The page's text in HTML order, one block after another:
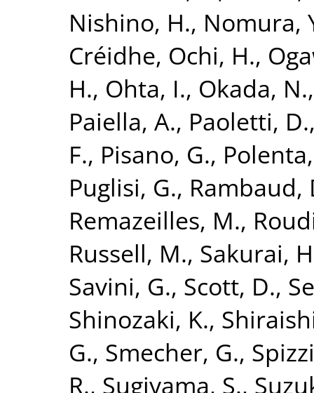
Nishino, H., Nomura,
Créidhe, Ochi, H.,
H., Ohta, I., Okada, N.
Paiella, A., Paoletti, D.
F., Pisano, G.,
Puglisi, G., Rambaud,
Remazeilles, M.,
Russell, M., Sakurai,
Savini, G., Scott, D.,
Shinozaki, K.,
G., Smecher, G.,
R., Sugiyama, S.,